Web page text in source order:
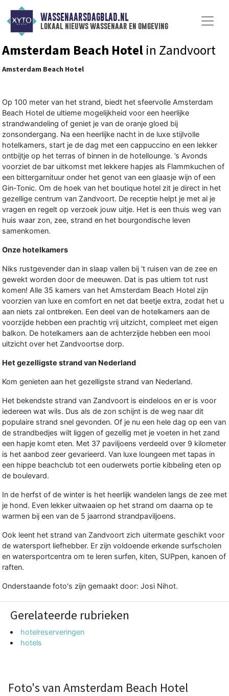
WASSENAARSDAGBLAD.NL
lokaal nieuws wassenaar en omgeving
Amsterdam Beach Hotel in Zandvoort
Amsterdam Beach Hotel
Op 100 meter van het strand, biedt het sfeervolle Amsterdam
Beach Hotel de ultieme mogelijkheid voor een heerlijke
strandwandeling of geniet je van de oranje gloed bij
zonsondergang. Na een heerlijke nacht in de luxe stijlvolle
hotelkamers, start je de dag met een cappuccino en een lekker
ontbijtje op het terras of binnen in de hotellounge. ’s Avonds
voorziet de bar uitkomst met lekkere hapjes als Flammkuchen of
een bittergarnituur onder het genot van een glaasje wijn of een
Gin-Tonic. Om de hoek van het boutique hotel zit je direct in het
gezellige centrum van Zandvoort. De receptie helpt je met al je
vragen en regelt op verzoek jouw uitje. Het is een thuis weg van
huis waar zon, zee, strand en het bourgondische leven
samenkomen.
Onze hotelkamers
Niks rustgevender dan in slaap vallen bij ‘t ruisen van de zee en
gewekt worden door de meeuwen. Dat is pas ultiem tot rust
komen! Alle 35 kamers van het Amsterdam Beach Hotel zijn
voorzien van luxe en comfort en net dat beetje extra, zodat het u
aan niets zal ontbreken. Een deel van de hotelkamers aan de
voorzijde hebben een prachtig vrij uitzicht, compleet met eigen
balkon. De hotelkamers aan de achterzijde hebben een mooi
uitzicht over het Zandvoortse dorp.
Het gezelligste strand van Nederland
Kom genieten aan het gezelligste strand van Nederland.
Het bekendste strand van Zandvoort is eindeloos en er is voor
iedereen wat wils. Dus als de zon schijnt is de weg naar dit
populaire strand snel gevonden. Of je nu een hele dag op een van
de strandbedjes wilt liggen of gezellig met je voeten in het zand
een hapje komt eten. Met 37 paviljoens verdeeld over 9 kilometer
is het aanbod zeer gevarieerd. Van luxe loungeen met tapas in
een hippe beachclub tot een ouderwets portie kibbeling eten op
de boulevard.
In de herfst of de winter is het heerlijk wandelen langs de zee met
je hond. Even lekker uitwaaien op het strand om daarna op te
warmen bij een van de 5 jaarrond strandpaviljoens.
Ook leent het strand van Zandvoort zich uitermate geschikt voor
de watersport liefhebber. Er zijn voldoende erkende surfscholen
en watersportcentra om te leren surfen, kiten, SUPpen, kanoen of
raften.
Onderstaande foto's zijn gemaakt door: Josi Nihot.
Gerelateerde rubrieken
hotelreserveringen
hotels
Foto's van Amsterdam Beach Hotel